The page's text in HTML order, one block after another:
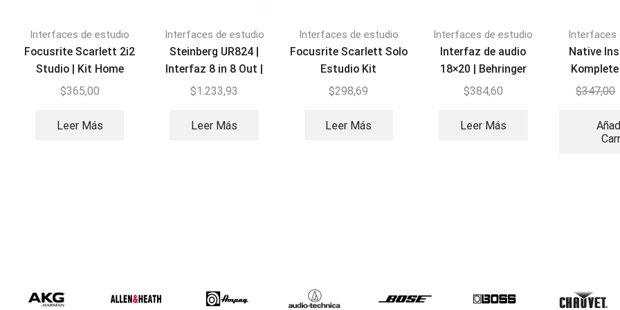
Interfaces de estudio
Focusrite Scarlett 2i2
Studio | Kit Home
Studio 3ra Gen
$365,00
Leer Más
Interfaces de estudio
Steinberg UR824 |
Interfaz 8 in 8 Out |
hasta 24
$1.233,93
Leer Más
Interfaces de estudio
Focusrite Scarlett Solo
Estudio Kit
$298,69
Leer Más
Interfaces de estudio
Interfaz de audio
18×20 | Behringer
UMC1820
$384,60
Leer Más
Interfaces
Native
Komplete
Interfaz de
$347,00